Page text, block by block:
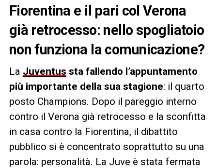
Fiorentina e il pari col Verona
già retrocesso: nello spogliatoio
non funziona la comunicazione?
La Juventus sta fallendo l’appuntamento
più importante della sua stagione: il quarto
posto Champions. Dopo il pareggio interno
contro il Verona già retrocesso e la sconfitta
in casa contro la Fiorentina, il dibattito
pubblico si è concentrato soprattutto su una
parola: personalità. La Juve è stata fermata